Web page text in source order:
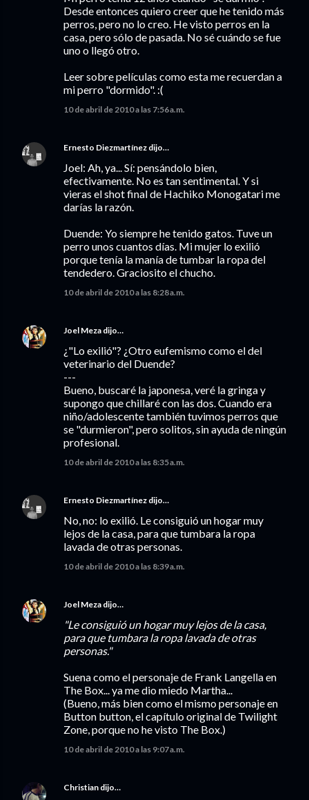
Desde entonces quiero creer que he tenido más
perros, pero no lo creo. He visto perros en la
casa, pero sólo de pasada. No sé cuándo se fue
uno o llegó otro.
Leer sobre películas como esta me recuerdan a
mi perro "dormido". :(
10 de abril de 2010 a las 7:56 a.m.
Ernesto Diezmartínez dijo…
Joel: Ah, ya... Sí: pensándolo bien,
efectivamente. No es tan sentimental. Y si
vieras el shot final de Hachiko Monogatari me
darías la razón.
Duende: Yo siempre he tenido gatos. Tuve un
perro unos cuantos días. Mi mujer lo exilió
porque tenía la manía de tumbar la ropa del
tendedero. Graciosito el chucho.
10 de abril de 2010 a las 8:28 a.m.
Joel Meza dijo…
¿"Lo exilió"? ¿Otro eufemismo como el del
veterinario del Duende?
---
Bueno, buscaré la japonesa, veré la gringa y
supongo que chillaré con las dos. Cuando era
niño/adolescente también tuvimos perros que
se "durmieron", pero solitos, sin ayuda de ningún
profesional.
10 de abril de 2010 a las 8:35 a.m.
Ernesto Diezmartínez dijo…
No, no: lo exilió. Le consiguió un hogar muy
lejos de la casa, para que tumbara la ropa
lavada de otras personas.
10 de abril de 2010 a las 8:39 a.m.
Joel Meza dijo…
"Le consiguió un hogar muy lejos de la casa,
para que tumbara la ropa lavada de otras
personas."
Suena como el personaje de Frank Langella en
The Box... ya me dio miedo Martha...
(Bueno, más bien como el mismo personaje en
Button button, el capítulo original de Twilight
Zone, porque no he visto The Box.)
10 de abril de 2010 a las 9:07 a.m.
Christian dijo…